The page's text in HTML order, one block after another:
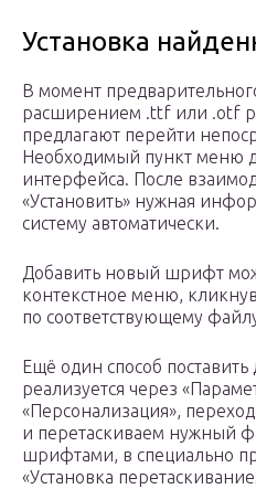
Установка
В момент
расширением .ttf или .otf
предлагают перейти
Необходимый пункт меню
интерфейса. После
«Установить» нужная
систему автоматически.
Добавить новый шрифт
контекстное меню,
по соответствующему
Ещё один способ
реализуется через
«Персонализация»,
и перетаскиваем нужный
шрифтами, в специально
«Установка